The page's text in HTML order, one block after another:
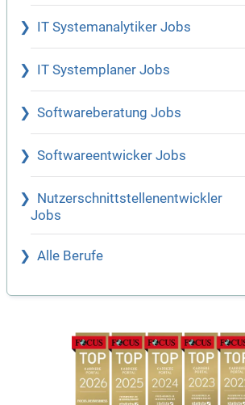
IT Systemanalytiker Jobs
IT Systemplaner Jobs
Softwareberatung Jobs
Softwareentwicker Jobs
Nutzerschnittstellenentwickler
Jobs
Alle Berufe